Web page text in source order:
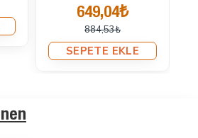
649,04₺
885,06₺
SEPETE EKLE